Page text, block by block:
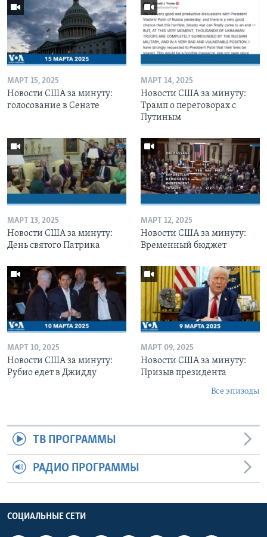
МАРТ 15, 2025
Новости США за минуту:
голосование в Сенате
МАРТ 14, 2025
Новости США за минуту:
Трамп о переговорах с
Путиным
МАРТ 13, 2025
Новости США за минуту:
День святого Патрика
МАРТ 12, 2025
Новости США за минуту:
Временный бюджет
МАРТ 10, 2025
Новости США за минуту:
Рубио едет в Джидду
МАРТ 09, 2025
Новости США за минуту:
Призыв президента
Все эпизоды
ТВ ПРОГРАММЫ
РАДИО ПРОГРАММЫ
СОЦИАЛЬНЫЕ СЕТИ